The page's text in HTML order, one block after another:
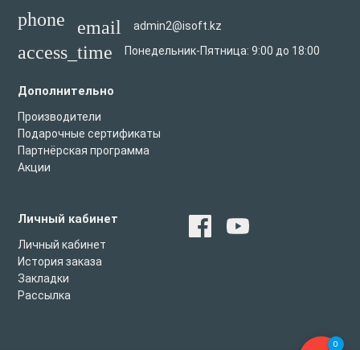
0
phone email admin2@isoft.kz
access_time Понедельник-Пятница: 9:00 до 18:00
Дополнительно
Производители
Подарочные сертификаты
Партнёрская программа
Акции
Личный кабинет
Личный кабинет
История заказа
Закладки
Рассылка